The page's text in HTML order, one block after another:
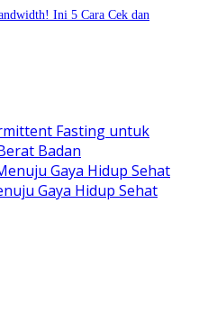
Ini 5 Cara Cek dan
Fasting untuk
Badan
Gaya Hidup Sehat
Gaya Hidup Sehat